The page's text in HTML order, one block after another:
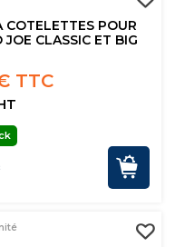
COTELETTES POUR
JOE CLASSIC ET BIG
TTC